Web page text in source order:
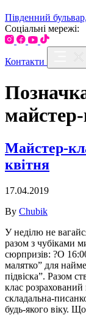
Південний
Соціальні мережі:
Контакти
Майстер-
квітня
17.04.2019
By Chubik
У неділю не
разом з чубіками
сюрпризів: ?О
малятко” для
підвіска”. Разом
клас
складальна-
будь-якого віку.